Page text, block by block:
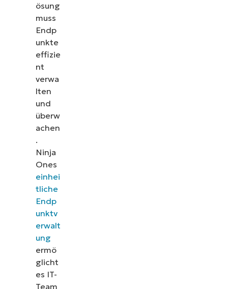
ösung
muss
Endp
unkte
effizie
nt
verwa
lten
und
überw
achen
.
Ninja
Ones
einhei
tliche
Endp
unktv
erwalt
ung
ermö
glicht
es IT-
Team